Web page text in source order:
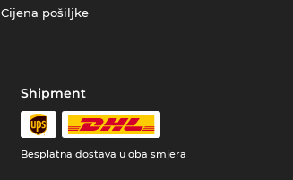
Cijena pošiljke
Shipment
Besplatna dostava u oba smjera